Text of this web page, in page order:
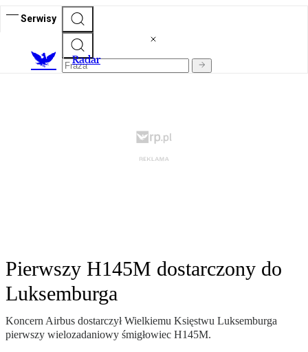
Serwisy
Radar
Pierwszy H145M dostarczony do
Luksemburga
Koncern Airbus dostarczył Wielkiemu Księstwu Luksemburga
pierwszy wielozadaniowy śmigłowiec H145M.